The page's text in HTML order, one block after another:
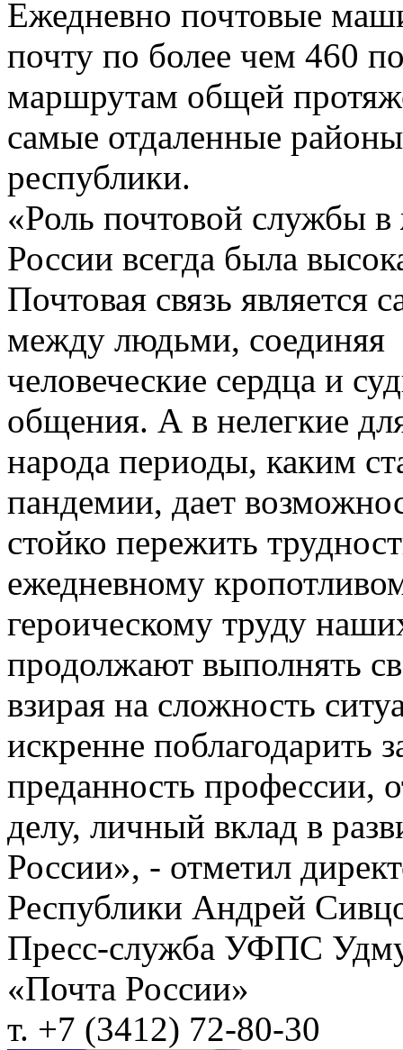
Ежедневно почтовые
почту по более чем 460
маршрутам общей
самые отдаленные районы
республики.
«Роль почтовой службы
России всегда была
Почтовая связь
между людьми, соединяя
человеческие сердца и
общения. А в нелегкие
народа периоды, каким
пандемии, дает
стойко пережить
ежедневному
героическому труду
продолжают выполнять
взирая на сложность
искренне поблагодарить
преданность профессии,
делу, личный вклад в
России», - отметил
Республики Андрей
Пресс-служба УФПС
«Почта России»
т. +7 (3412) 72-80-30